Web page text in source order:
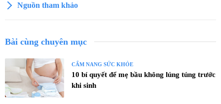
Nguồn tham khảo
Bài cùng chuyên mục
CẨM NANG SỨC KHỎE
10 bí quyết để mẹ bầu không lúng túng trước
khi sinh